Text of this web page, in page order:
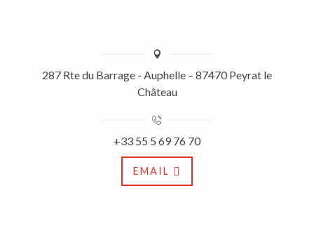
287 Rte du Barrage - Auphelle – 87470 Peyrat le
Château
+33 55 5 69 76 70
EMAIL